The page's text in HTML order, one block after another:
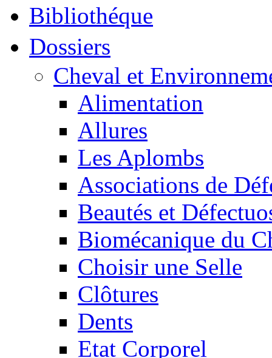
Bibliothéque
Dossiers
Cheval et
Alimentation
Allures
Les Aplombs
Associations de
Beautés et
Biomécanique du
Choisir une Selle
Clôtures
Dents
Etat Corporel